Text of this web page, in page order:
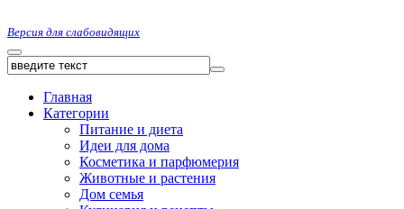
Версия для слабовидящих
Главная
Категории
Питание и диета
Идеи для дома
Косметика и парфюмерия
Животные и растения
Дом семья